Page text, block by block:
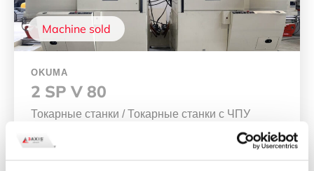
Machine sold
OKUMA
2 SP V 80
Токарные станки /Токарные станки с ЧПУ